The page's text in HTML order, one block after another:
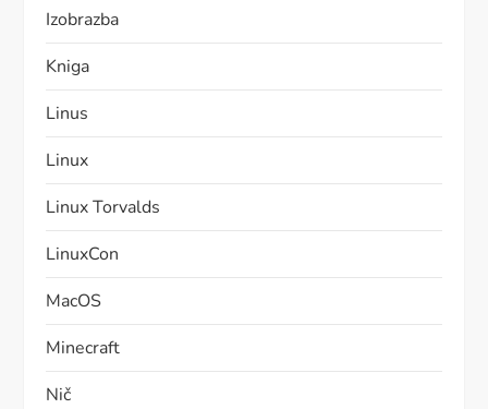
Izobrazba
Kniga
Linus
Linux
Linux Torvalds
LinuxCon
MacOS
Minecraft
Nič